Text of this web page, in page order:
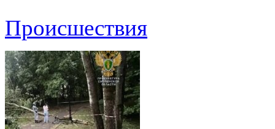
Происшествия